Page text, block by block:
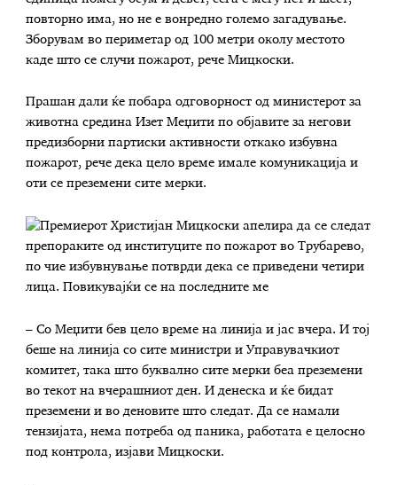
повторно има, но не е вонредно големо загадување.
Зборувам во периметар од 100 метри околу местото
каде што се случи пожарот, рече Мицкоски.
Прашан дали ќе побара одговорност од министерот за
животна средина Изет Меџити по објавите за негови
предизборни партиски активности откако избувна
пожарот, рече дека цело време имале комуникација и
оти се преземени сите мерки.
– Со Меџити бев цело време на линија и јас вчера. И тој
беше на линија со сите министри и Управувачкиот
комитет, така што буквално сите мерки беа преземени
во текот на вчерашниот ден. И денеска и ќе бидат
преземени и во деновите што следат. Да се намали
тензијата, нема потреба од паника, работата е целосно
под контрола, изјави Мицкоски.